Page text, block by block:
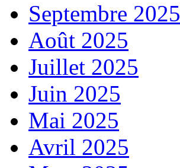
Septembre 2025
Août 2025
Juillet 2025
Juin 2025
Mai 2025
Avril 2025